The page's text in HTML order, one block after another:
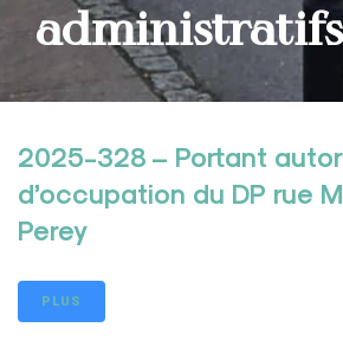
administratifs
2025-328 – Portant
d’occupation du DP rue
Perey
PLUS